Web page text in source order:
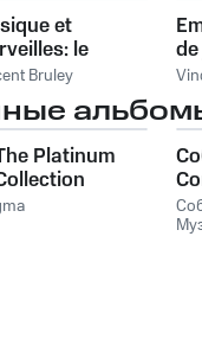
et
le
du petit
Bruley
Platinum